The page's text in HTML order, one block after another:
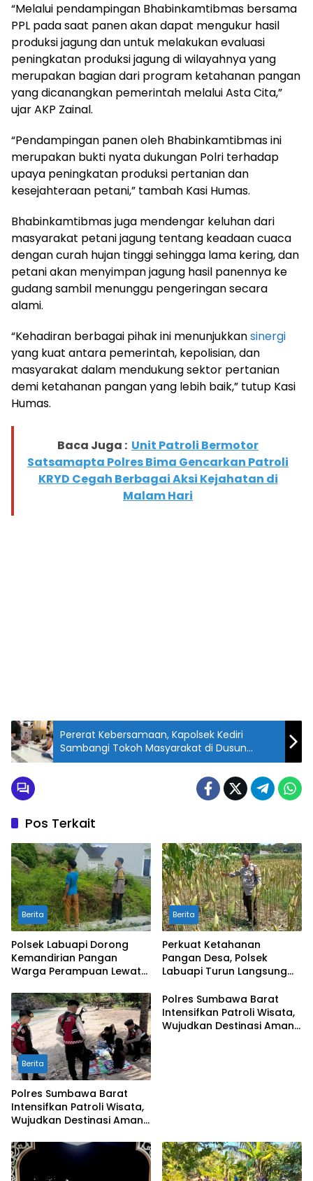
“Melalui pendampingan Bhabinkamtibmas bersama
PPL pada saat panen akan dapat mengukur hasil
produksi jagung dan untuk melakukan evaluasi
peningkatan produksi jagung di wilayahnya yang
merupakan bagian dari program ketahanan pangan
yang dicanangkan pemerintah melalui Asta Cita,”
ujar AKP Zainal.
“Pendampingan panen oleh Bhabinkamtibmas ini
merupakan bukti nyata dukungan Polri terhadap
upaya peningkatan produksi pertanian dan
kesejahteraan petani,” tambah Kasi Humas.
Bhabinkamtibmas juga mendengar keluhan dari
masyarakat petani jagung tentang keadaan cuaca
dengan curah hujan tinggi sehingga lama kering, dan
petani akan menyimpan jagung hasil panennya ke
gudang sambil menunggu pengeringan secara
alami.
“Kehadiran berbagai pihak ini menunjukkansinergi
yang kuat antara pemerintah, kepolisian, dan
masyarakat dalam mendukung sektor pertanian
demi ketahanan pangan yang lebih baik,” tutup Kasi
Humas.
Baca Juga : Unit Patroli Bermotor
Satsamapta Polres Bima Gencarkan Patroli
KRYD Cegah Berbagai Aksi Kejahatan di
Malam Hari
Pererat Kebersamaan, Kapolsek Kediri
Sambangi Tokoh Masyarakat di Dusun
Gersik
Pos Terkait
Berita
Polsek Labuapi Dorong
Kemandirian Pangan
Warga Perampuan Lewat
Rumah
Berita
Perkuat Ketahanan
Pangan Desa, Polsek
Labuapi Turun Langsung
Berita
Polres Sumbawa Barat
Intensifkan Patroli Wisata,
Wujudkan Destinasi Aman
Masyarakat
Polres Sumbawa Barat
Intensifkan Patroli Wisata,
Wujudkan Destinasi Aman